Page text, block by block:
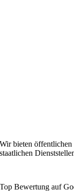
Wir bieten
staatlichen
Top Bewertung auf